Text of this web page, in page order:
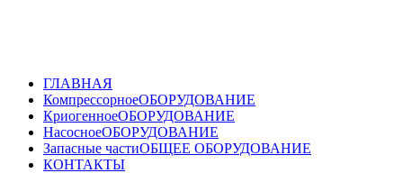
ГЛАВНАЯ
КомпрессорноеОБОРУДОВАНИЕ
КриогенноеОБОРУДОВАНИЕ
НасосноеОБОРУДОВАНИЕ
Запасные частиОБЩЕЕ ОБОРУДОВАНИЕ
КОНТАКТЫ